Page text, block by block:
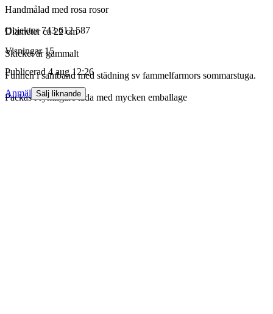
Handmålad med rosa rosor
Diameter ca 22 cm
Skicket är gammalt
Funnen i samband med städning sv fammelfarmors sommarstuga.
Packas i rymligare låda med mycken emballage
Objektnr 743 612 587
Visningar 15
Publicerad 4 aug 12:26
Anmäl Sälj liknande